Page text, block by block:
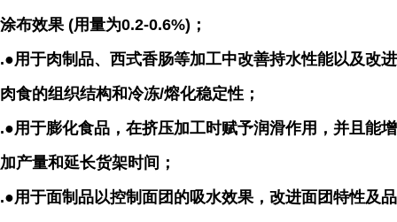
涂布效果 (用量为0.2-0.6%)；
.●用于肉制品、西式香肠等加工中改善持水性能以及改进
肉食的组织结构和冷冻/熔化稳定性；
.●用于膨化食品 ，在挤压加工时赋予润滑作用，并且能增
加产量和延长货架时间；
.●用于面制品以控制面团的吸水效果，改进面团特性及品